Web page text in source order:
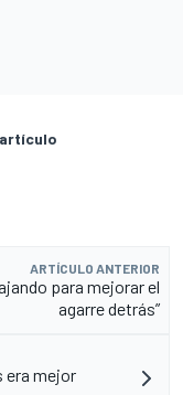
ARTÍCULO ANTERIOR
para mejorar el
agarre detrás”
era mejor